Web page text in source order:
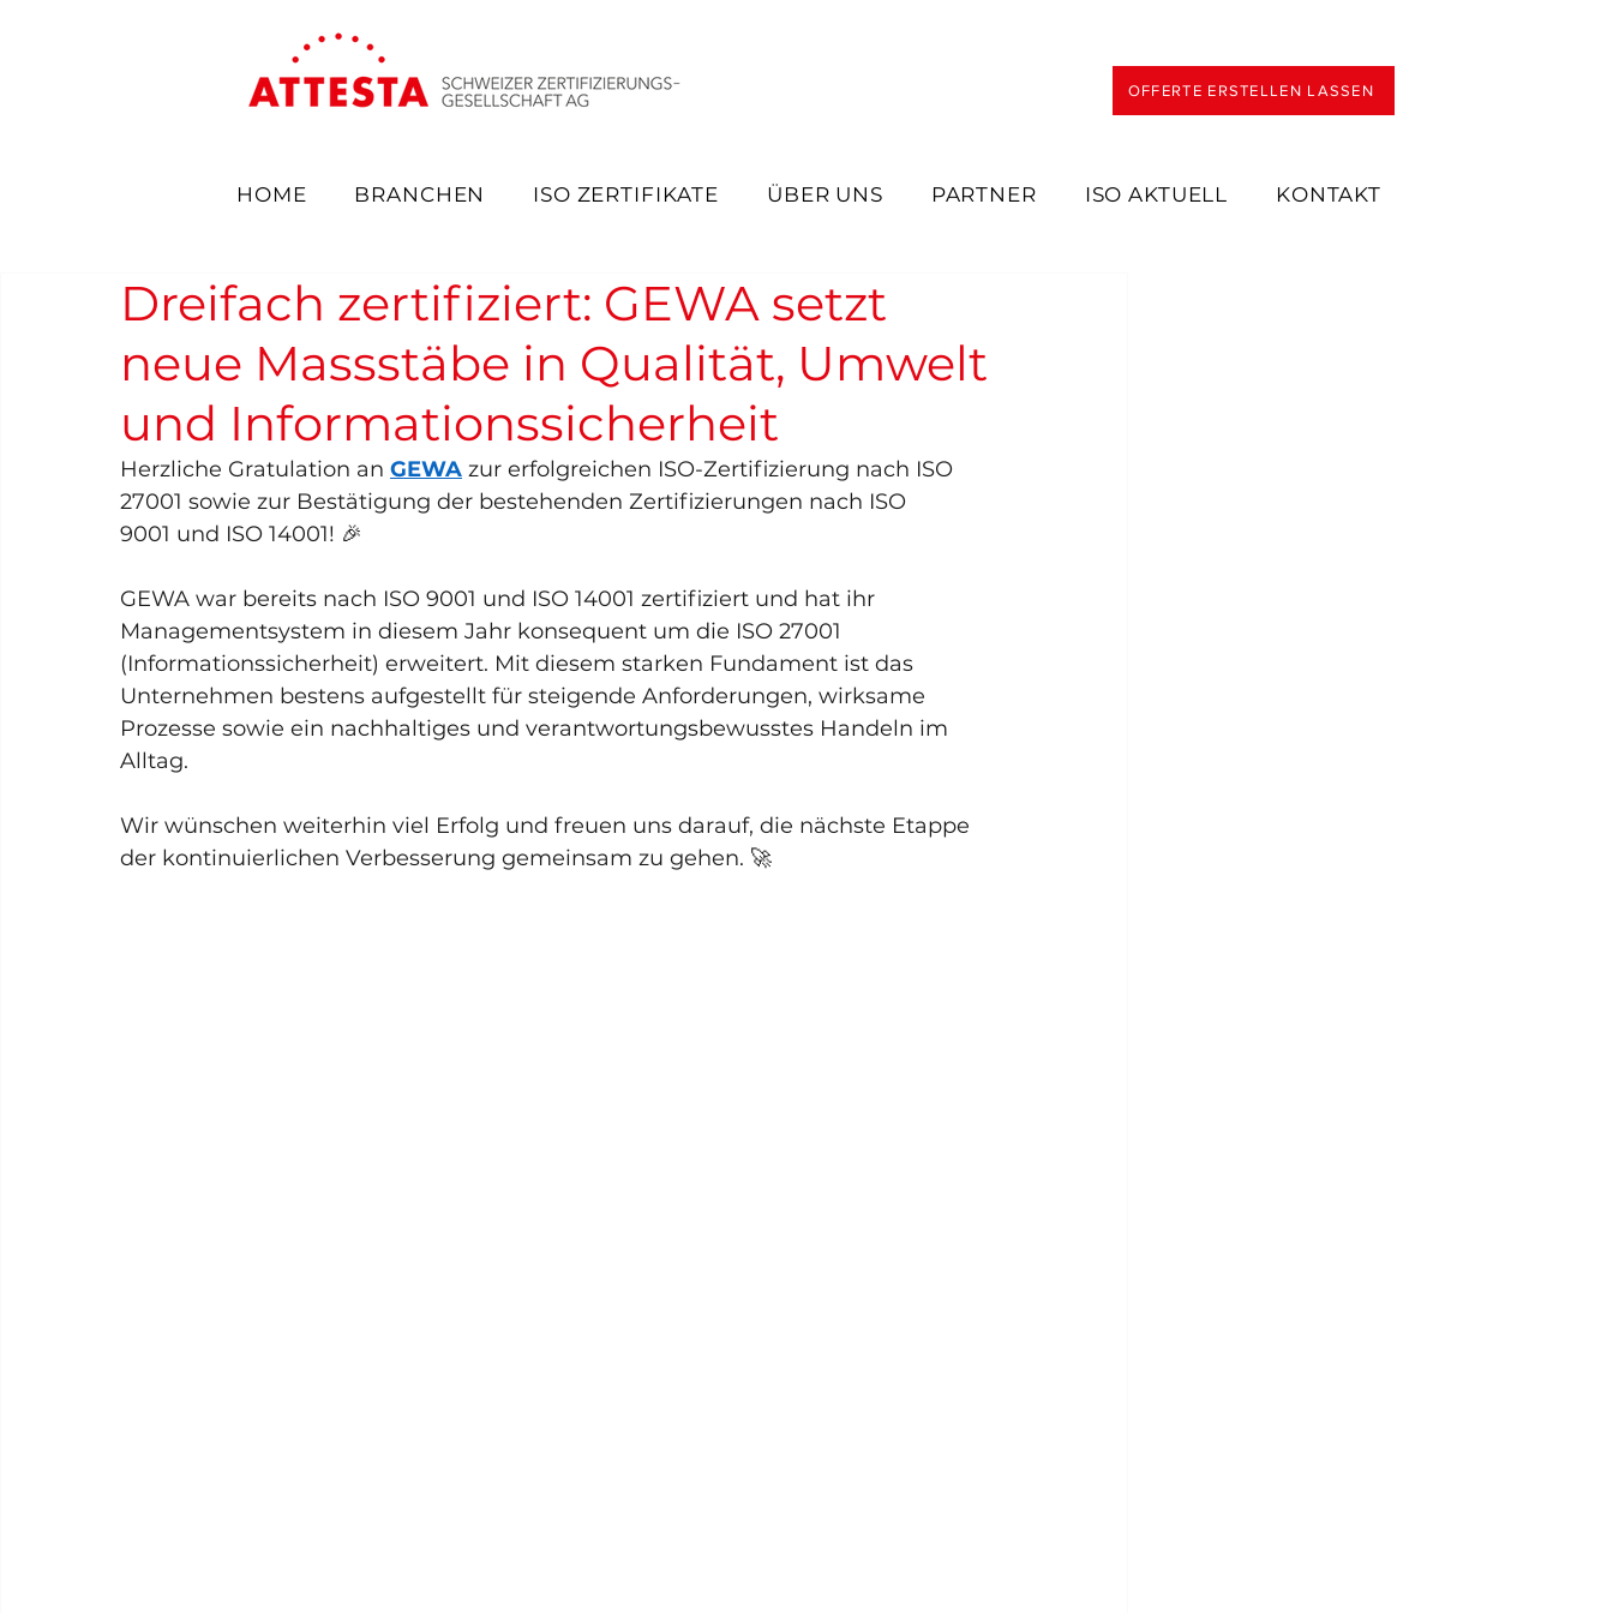
OFFERTE ERSTELLEN LASSEN
HOME BRANCHEN ISO ZERTIFIKATE ÜBER UNS PARTNER ISO AKTUELL KONTAKT
Dreifach zertifiziert: GEWA setzt
neue Massstäbe in Qualität, Umwelt
und Informationssicherheit
Herzliche Gratulation an GEWA zur erfolgreichen ISO-Zertifizierung nach ISO
27001 sowie zur Bestätigung der bestehenden Zertifizierungen nach ISO
9001 und ISO 14001! 🎉
GEWA war bereits nach ISO 9001 und ISO 14001 zertifiziert und hat ihr
Managementsystem in diesem Jahr konsequent um die ISO 27001
(Informationssicherheit) erweitert. Mit diesem starken Fundament ist das
Unternehmen bestens aufgestellt für steigende Anforderungen, wirksame
Prozesse sowie ein nachhaltiges und verantwortungsbewusstes Handeln im
Alltag.
Wir wünschen weiterhin viel Erfolg und freuen uns darauf, die nächste Etappe
der kontinuierlichen Verbesserung gemeinsam zu gehen. 🚀